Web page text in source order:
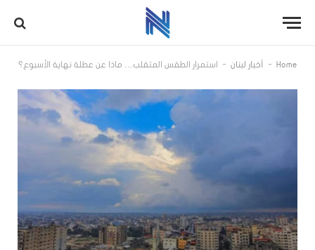
Home
- أخبار لبنان - استمرار الطقس المتقلب… ماذا عن عطلة نهاية الأسبوع؟